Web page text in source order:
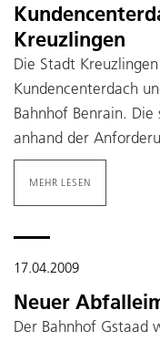
Kreuzlingen
Die Stadt
Kundencenterdach
Bahnhof Benrain.
anhand der
MEHR LESEN
17.04.2009
Neuer
Der Bahnhof Gstaad